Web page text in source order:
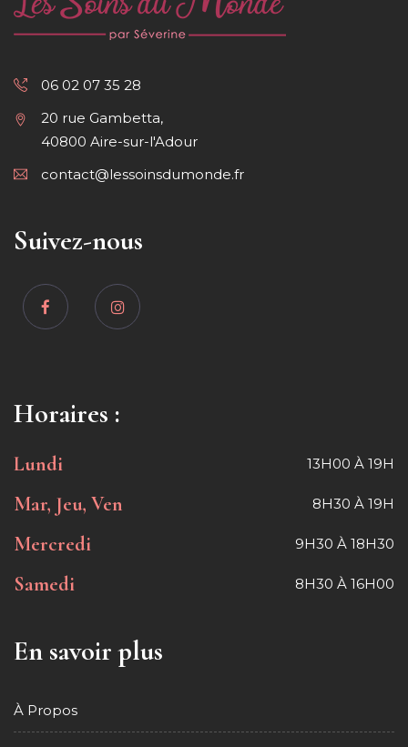
06 02 07 35 28
20 rue Gambetta,
40800 Aire-sur-l'Adour
contact@lessoinsdumonde.fr
Suivez-nous
Horaires :
Lundi 13H00 À 19H
Mar, Jeu, Ven 8H30 À 19H
Mercredi 9H30 À 18H30
Samedi 8H30 À 16H00
En savoir plus
À Propos